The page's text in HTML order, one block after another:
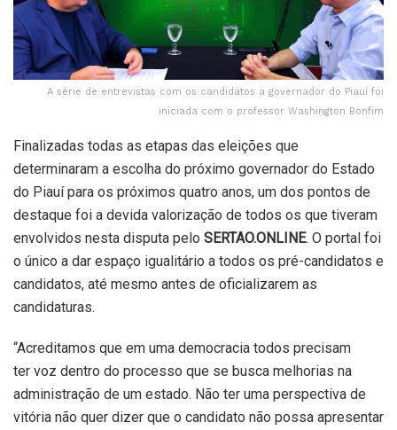
A série de entrevistas com os candidatos a governador do Piauí foi
iniciada com o professor Washington Bonfim
Finalizadas todas as etapas das eleições que
determinaram a escolha do próximo governador do Estado
do Piauí para os próximos quatro anos, um dos pontos de
destaque foi a devida valorização de todos os que tiveram
envolvidos nesta disputa pelo SERTAO.ONLINE. O portal foi
o único a dar espaço igualitário a todos os pré-candidatos e
candidatos, até mesmo antes de oficializarem as
candidaturas.
“Acreditamos que em uma democracia todos precisam
ter voz dentro do processo que se busca melhorias na
administração de um estado. Não ter uma perspectiva de
vitória não quer dizer que o candidato não possa apresentar